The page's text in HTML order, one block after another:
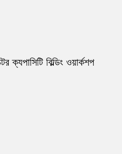
ক্যপাসিটি বিল্ডিং ওয়ার্কশপ